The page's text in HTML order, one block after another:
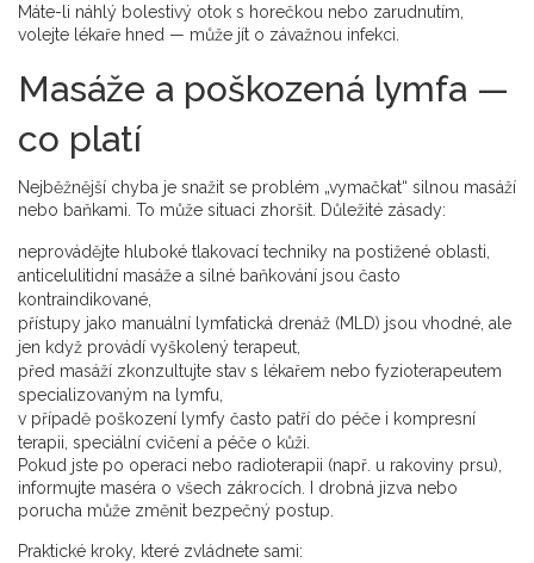
Máte-li náhlý bolestivý otok s horečkou nebo zarudnutím,
volejte lékaře hned — může jít o závažnou infekci.
Masáže a poškozená lymfa —
co platí
Nejběžnější chyba je snažit se problém „vymačkat“ silnou masáží
nebo baňkami. To může situaci zhoršit. Důležité zásady:
neprovádějte hluboké tlakovací techniky na postižené oblasti,
anticelulitidní masáže a silné baňkování jsou často
kontraindikované,
přístupy jako manuální lymfatická drenáž (MLD) jsou vhodné, ale
jen když provádí vyškolený terapeut,
před masáží zkonzultujte stav s lékařem nebo fyzioterapeutem
specializovaným na lymfu,
v případě poškození lymfy často patří do péče i kompresní
terapii, speciální cvičení a péče o kůži.
Pokud jste po operaci nebo radioterapii (např. u rakoviny prsu),
informujte maséra o všech zákrocích. I drobná jizva nebo
porucha může změnit bezpečný postup.
Praktické kroky, které zvládnete sami: